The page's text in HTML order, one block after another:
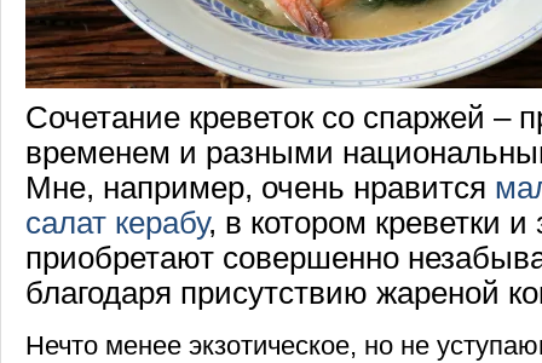
Сочетание креветок со спаржей –
временем и разными
Мне, например, очень нравится
салат керабу, в котором креветки
приобретают совершенно
благодаря присутствию жареной
Нечто менее экзотическое, но не